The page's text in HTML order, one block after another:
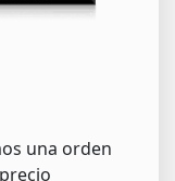
una orden